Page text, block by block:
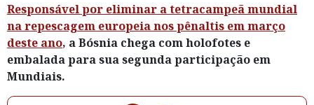
Responsável por eliminar a tetracampeã mundial
na repescagem europeia nos pênaltis em março
deste ano, a Bósnia chega com holofotes e
embalada para sua segunda participação em
Mundiais.